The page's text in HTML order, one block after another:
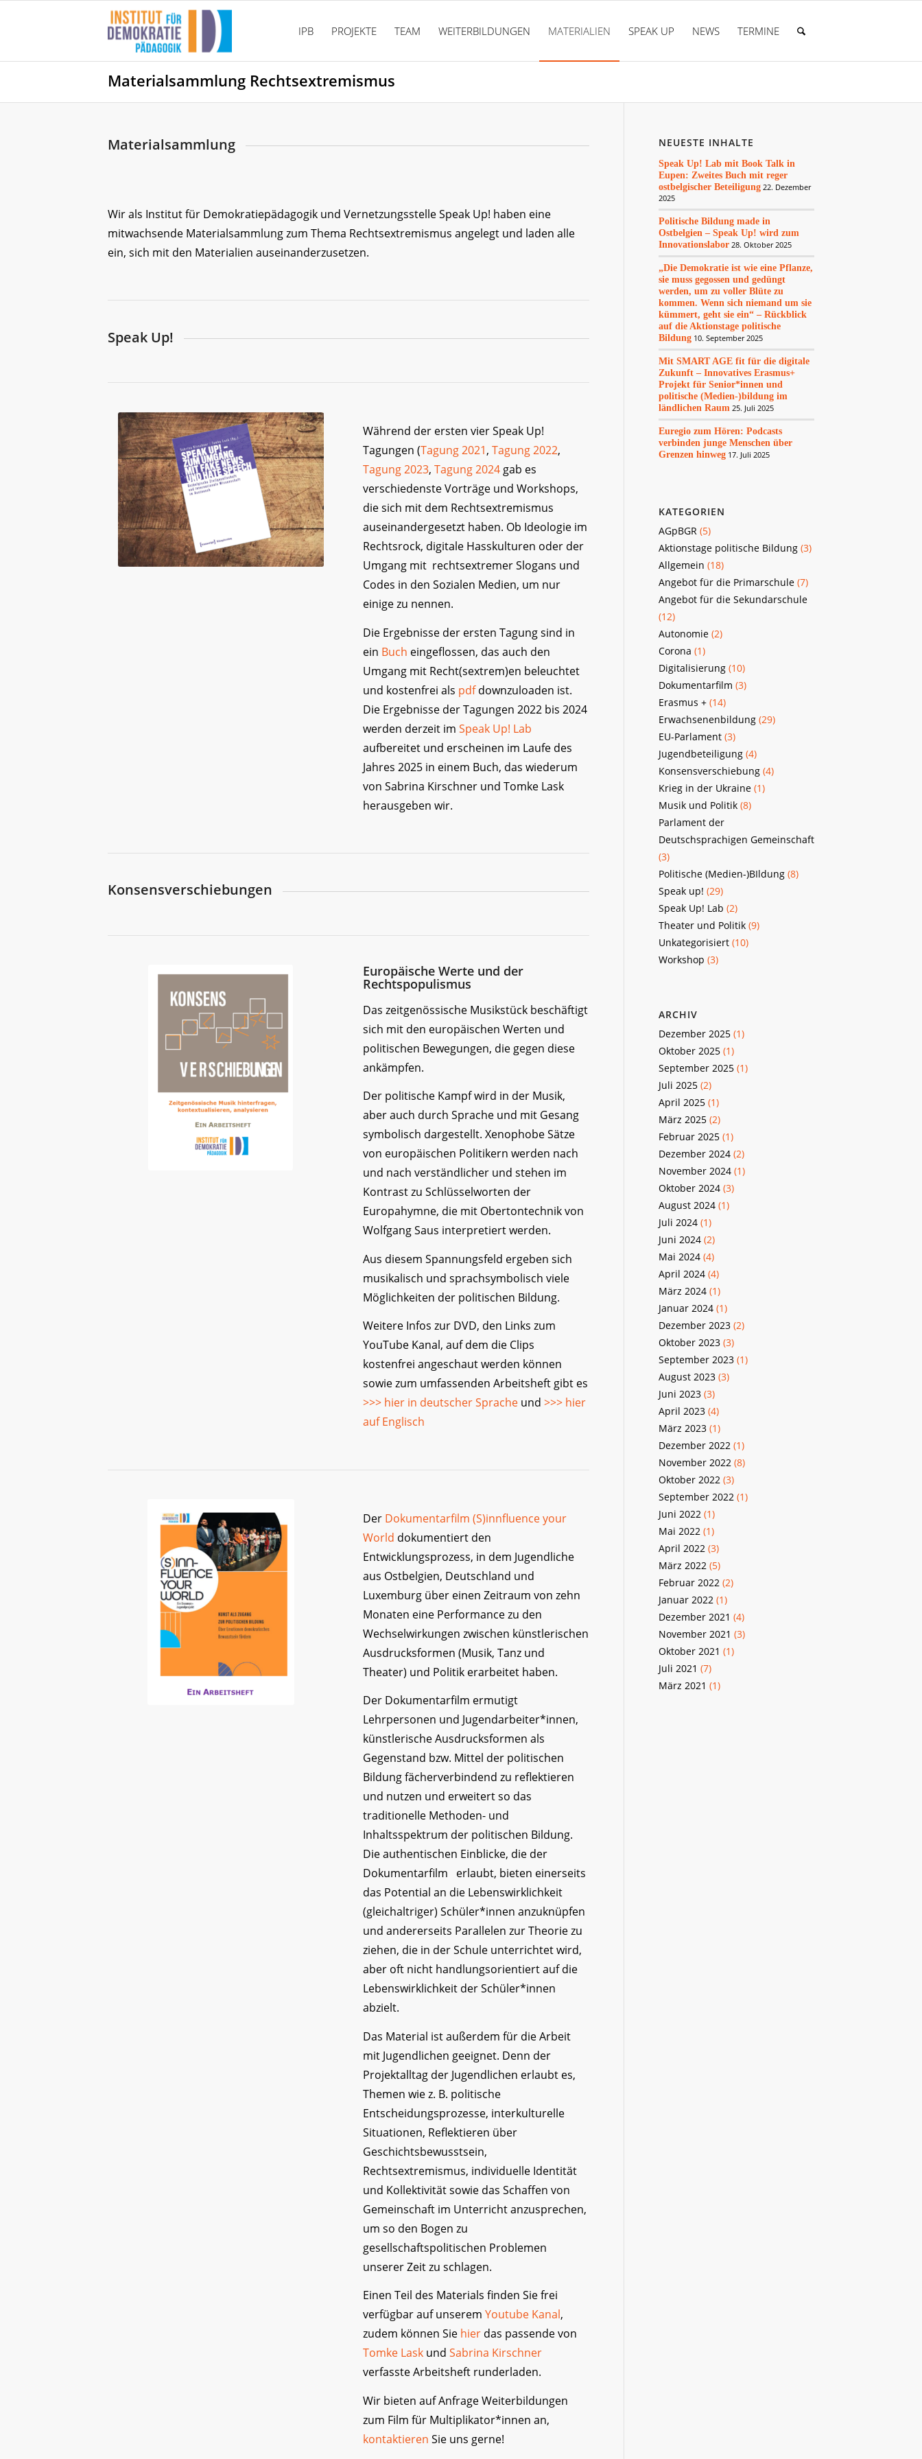
IPB PROJEKTE TEAM WEITERBILDUNGEN MATERIALIEN SPEAK UP NEWS TERMINE
Materialsammlung Rechtsextremismus
Materialsammlung
Wir als Institut für Demokratiepädagogik und Vernetzungsstelle Speak Up! haben eine
mitwachsende Materialsammlung zum Thema Rechtsextremismus angelegt und laden alle
ein, sich mit den Materialien auseinanderzusetzen.
Speak Up!
Während der ersten vier Speak Up!
Tagungen (Tagung 2021, Tagung 2022,
Tagung 2023, Tagung 2024gab es
verschiedenste Vorträge und Workshops,
die sich mit dem Rechtsextremismus
auseinandergesetzt haben. Ob Ideologie im
Rechtsrock, digitale Hasskulturen oder der
Umgang mit rechtsextremer Slogans und
Codes in den Sozialen Medien, um nur
einige zu nennen.
Die Ergebnisse der ersten Tagung sind in
ein Buch eingeflossen, das auch den
Umgang mit Recht(sextrem)en beleuchtet
und kostenfrei als pdfdownzuloaden ist.
Die Ergebnisse der Tagungen 2022 bis 2024
werden derzeit im Speak Up! Lab
aufbereitet und erscheinen im Laufe des
Jahres 2025 in einem Buch, das wiederum
von Sabrina Kirschner und Tomke Lask
herausgeben wir.
Konsensverschiebungen
Europäische Werte und der
Rechtspopulismus
Das zeitgenössische Musikstück beschäftigt
sich mit den europäischen Werten und
politischen Bewegungen, die gegen diese
ankämpfen.
Der politische Kampf wird in der Musik,
aber auch durch Sprache und mit Gesang
symbolisch dargestellt. Xenophobe Sätze
von europäischen Politikern werden nach
und nach verständlicher und stehen im
Kontrast zu Schlüsselworten der
Europahymne, die mit Obertontechnik von
Wolfgang Saus interpretiert werden.
Aus diesem Spannungsfeld ergeben sich
musikalisch und sprachsymbolisch viele
Möglichkeiten der politischen Bildung.
Weitere Infos zur DVD, den Links zum
YouTube Kanal, auf dem die Clips
kostenfrei angeschaut werden können
sowie zum umfassenden Arbeitsheft gibt es
>>> hier in deutscher Spracheund >>> hier
auf Englisch
Der Dokumentarfilm (S)innfluence your
World dokumentiert den
Entwicklungsprozess, in dem Jugendliche
aus Ostbelgien, Deutschland und
Luxemburg über einen Zeitraum von zehn
Monaten eine Performance zu den
Wechselwirkungen zwischen künstlerischen
Ausdrucksformen (Musik, Tanz und
Theater) und Politik erarbeitet haben.
Der Dokumentarfilm ermutigt
Lehrpersonen und Jugendarbeiter*innen,
künstlerische Ausdrucksformen als
Gegenstand bzw. Mittel der politischen
Bildung fächerverbindend zu reflektieren
und nutzen und erweitert so das
traditionelle Methoden- und
Inhaltsspektrum der politischen Bildung.
Die authentischen Einblicke, die der
Dokumentarfilm erlaubt, bieten einerseits
das Potential an die Lebenswirklichkeit
(gleichaltriger) Schüler*innen anzuknüpfen
und andererseits Parallelen zur Theorie zu
ziehen, die in der Schule unterrichtet wird,
aber oft nicht handlungsorientiert auf die
Lebenswirklichkeit der Schüler*innen
abzielt.
Das Material ist außerdem für die Arbeit
mit Jugendlichen geeignet. Denn der
Projektalltag der Jugendlichen erlaubt es,
Themen wie z. B. politische
Entscheidungsprozesse, interkulturelle
Situationen, Reflektieren über
Geschichtsbewusstsein,
Rechtsextremismus, individuelle Identität
und Kollektivität sowie das Schaffen von
Gemeinschaft im Unterricht anzusprechen,
um so den Bogen zu
gesellschaftspolitischen Problemen
unserer Zeit zu schlagen.
Einen Teil des Materials finden Sie frei
verfügbar auf unserem Youtube Kanal,
zudem können Sie hierdas passende von
Tomke Laskund Sabrina Kirschner
verfasste Arbeitsheft runderladen.
Wir bieten auf Anfrage Weiterbildungen
zum Film für Multiplikator*innen an,
kontaktieren Sie uns gerne!
NEUESTE INHALTE
Speak Up! Lab mit Book Talk in
Eupen: Zweites Buch mit reger
ostbelgischer Beteiligung 22. Dezember
2025
Politische Bildung made in
Ostbelgien – Speak Up! wird zum
Innovationslabor 28. Oktober 2025
„Die Demokratie ist wie eine Pflanze,
sie muss gegossen und gedüngt
werden, um zu voller Blüte zu
kommen. Wenn sich niemand um sie
kümmert, geht sie ein“ – Rückblick
auf die Aktionstage politische
Bildung 10. September 2025
Mit SMART AGE fit für die digitale
Zukunft – Innovatives Erasmus+
Projekt für Senior*innen und
politische (Medien-)bildung im
ländlichen Raum 25. Juli 2025
Euregio zum Hören: Podcasts
verbinden junge Menschen über
Grenzen hinweg 17. Juli 2025
KATEGORIEN
AGpBGR(5)
Aktionstage politische Bildung(3)
Allgemein (18)
Angebot für die Primarschule(7)
Angebot für die Sekundarschule
(12)
Autonomie(2)
Corona (1)
Digitalisierung(10)
Dokumentarfilm (3)
Erasmus +(14)
Erwachsenenbildung(29)
EU-Parlament(3)
Jugendbeteiligung(4)
Konsensverschiebung(4)
Krieg in der Ukraine(1)
Musik und Politik(8)
Parlament der
Deutschsprachigen Gemeinschaft
(3)
Politische (Medien-)BIldung(8)
Speak up! (29)
Speak Up! Lab (2)
Theater und Politik(9)
Unkategorisiert(10)
Workshop (3)
ARCHIV
Dezember 2025(1)
Oktober 2025(1)
September 2025(1)
Juli 2025(2)
April 2025(1)
März 2025(2)
Februar 2025(1)
Dezember 2024(2)
November 2024(1)
Oktober 2024(3)
August 2024(1)
Juli 2024(1)
Juni 2024(2)
Mai 2024(4)
April 2024(4)
März 2024(1)
Januar 2024(1)
Dezember 2023(2)
Oktober 2023(3)
September 2023(1)
August 2023(3)
Juni 2023(3)
April 2023(4)
März 2023(1)
Dezember 2022(1)
November 2022(8)
Oktober 2022(3)
September 2022(1)
Juni 2022(1)
Mai 2022(1)
April 2022(3)
März 2022(5)
Februar 2022(2)
Januar 2022(1)
Dezember 2021 (4)
November 2021 (3)
Oktober 2021 (1)
Juli 2021 (7)
März 2021 (1)